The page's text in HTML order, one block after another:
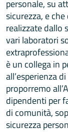
personale, su
sicurezza, e
realizzate dallo
vari laboratori
è un collega in
all’esperienza
proporremo
dipendenti per
di comunità,
sicurezza